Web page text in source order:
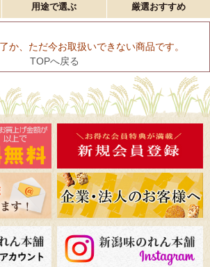
用途で選ぶ 厳選おすすめ
か、ただ今お取扱いできない商品です。
TOPへ戻る